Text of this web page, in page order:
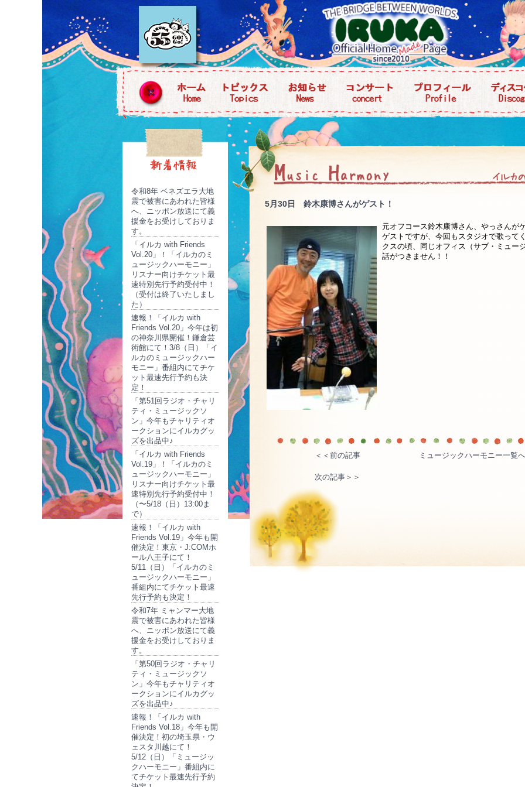
令和8年 ベネズエラ大地
震で被害にあわれた皆様
へ、ニッポン放送にて義
援金をお受けしておりま
す。
「イルカ with Friends
Vol.20」！「イルカのミ
ュージックハーモニー」
リスナー向けチケット最
速特別先行予約受付中！
（受付は終了いたしまし
た）
速報！「イルカ with
Friends Vol.20」今年は初
の神奈川県開催！鎌倉芸
術館にて！3/8（日）「イ
ルカのミュージックハー
モニー」番組内にてチケ
ット最速先行予約も決
定！
「第51回ラジオ・チャリ
ティ・ミュージックソ
ン」今年もチャリティオ
ークションにイルカグッ
ズを出品中♪
「イルカ with Friends
Vol.19」！「イルカのミ
ュージックハーモニー」
リスナー向けチケット最
速特別先行予約受付中！
（〜5/18（日）13:00ま
で）
速報！「イルカ with
Friends Vol.19」今年も開
催決定！東京・J:COMホ
ール八王子にて！
5/11（日）「イルカのミ
ュージックハーモニー」
番組内にてチケット最速
先行予約も決定！
令和7年 ミャンマー大地
震で被害にあわれた皆様
へ、ニッポン放送にて義
援金をお受けしておりま
す。
「第50回ラジオ・チャリ
ティ・ミュージックソ
ン」今年もチャリティオ
ークションにイルカグッ
ズを出品中♪
速報！「イルカ with
Friends Vol.18」今年も開
催決定！初の埼玉県・ウ
ェスタ川越にて！
5/12（日）「ミュージッ
クハーモニー」番組内に
てチケット最速先行予約
5月30日 鈴木康博さんがゲスト！
元オフコース鈴木康博さん、やっさんが
ゲストですが、今回もスタジオで歌って
クスの頃、同じオフィス（サブ・ミュー
話がつきません！！
＜＜前の記事 ミュージックハーモニー一覧へ
次の記事＞＞